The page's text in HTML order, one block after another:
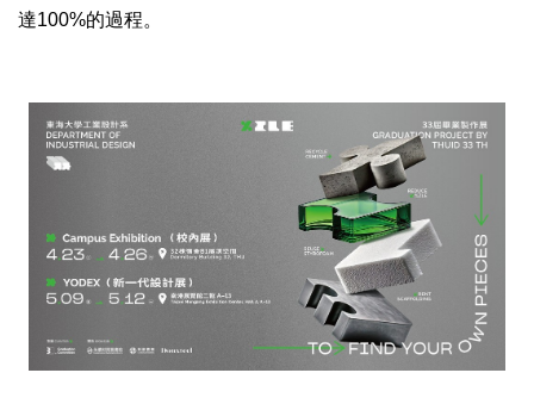
達100%的過程。